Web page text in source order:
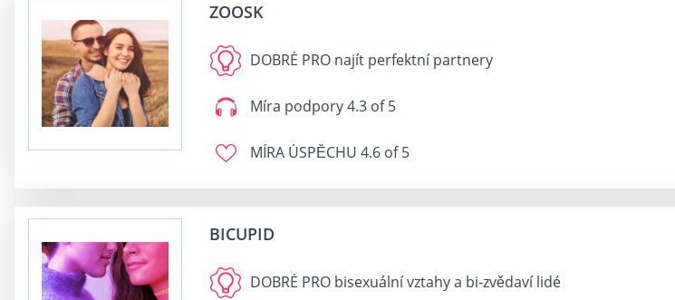
ZOOSK
DOBRÉ PRO najít perfektní partnery
Míra podpory4.3 of 5
MÍRA ÚSPĚCHU 4.6 of 5
BICUPID
DOBRÉ PRO bisexuální vztahy a bi-zvědaví lidé